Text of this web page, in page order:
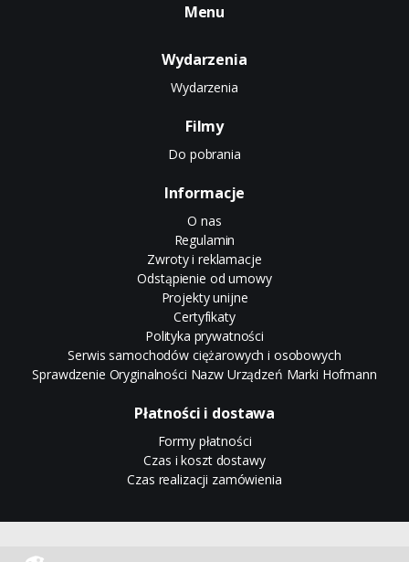
Menu
Wydarzenia
Wydarzenia
Filmy
Do pobrania
Informacje
O nas
Regulamin
Zwroty i reklamacje
Odstąpienie od umowy
Projekty unijne
Certyfikaty
Polityka prywatności
Serwis samochodów ciężarowych i osobowych
Sprawdzenie Oryginalności Nazw Urządzeń Marki Hofmann
Płatności i dostawa
Formy płatności
Czas i koszt dostawy
Czas realizacji zamówienia